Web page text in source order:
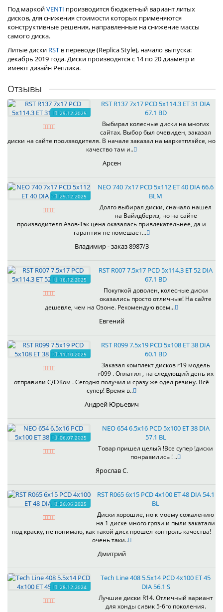
Под маркойVENTI производится бюджетный вариант литых
дисков, для снижения стоимости которых применяются
конструктивные решения, направленные на снижение массы
самого диска.
Литые диски RST в переводе (Replica Style), начало выпуска:
декабрь 2019 года. Диски производятся с 14 по 20 диаметр и
имеют дизайн Реплика.
Отзывы
29.12.2025
RST R137 7x17 PCD 5x114.3 ET 31 DIA
67.1 BD
Выбирал колесные диски на многих
сайтах. Выбор был очевиден, заказал
диски на сайте производителя. В начале заказал на маркетплэйсе, но
качество там и..
Арсен
29.12.2025
NEO 740 7x17 PCD 5x112 ET 40 DIA 66.6
BLM
Долго выбирал диски, сначало нашел
на Вайлдбериз, но на сайте
производителя Азов-Тэк цена оказалась привлекательнее, да и
гарантия не помешает...
Владимир - заказ 8987/3
16.12.2025
RST R007 7.5x17 PCD 5x114.3 ET 52 DIA
67.1 BD
Покупкой доволен, колесные диски
оказались просто отличные! На сайте
дешевле, чем на Озоне. Рекомендую всем...
Евгений
11.10.2025
RST R099 7.5x19 PCD 5x108 ET 38 DIA
60.1 BD
Заказал комплект дисков r19 модель
r099 . Оплатил , на следующий день их
отправили СДЭКом . Сегодня получил и сразу же одел резину. Всё
супер! Время в..
Андрей Юрьевич
06.07.2025
NEO 654 6.5x16 PCD 5x100 ET 38 DIA
57.1 BL
Товар пришел целый !Все супер !диски
понравились ! ..
Ярослав С.
26.06.2025
RST R065 6x15 PCD 4x100 ET 48 DIA 54.1
BL
Диски хорошие, но к моему сожалению
на 1 диске много грязи и пыли закатали
под краску, не понимаю, как такой диск прошёл контроль качества!
очень таки..
Дмитрий
28.12.2024
Tech Line 408 5.5x14 PCD 4x100 ET 45
DIA 56.1 S
Лучшие диски R14. Отличный вариант
для хонды сивик 5-6го поколения.